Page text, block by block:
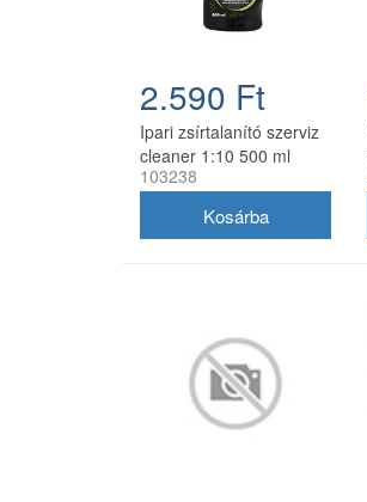
2.590 Ft
Ipari zsírtalanító szerviz
cleaner 1:10 500 ml
szórófejjel
103238